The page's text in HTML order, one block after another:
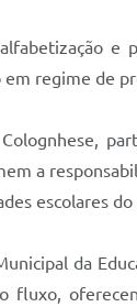
e
regime de
a
escolares
da
fluxo,